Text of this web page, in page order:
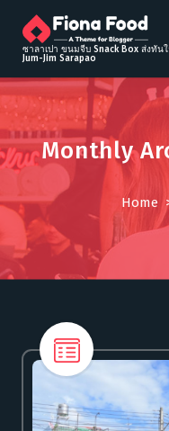
t
o
c
o
n
e
t
ซาลาเปา ขนมจีบ Snack Box ส่งทัน
Jum-Jim Sarapao
Monthly
Home